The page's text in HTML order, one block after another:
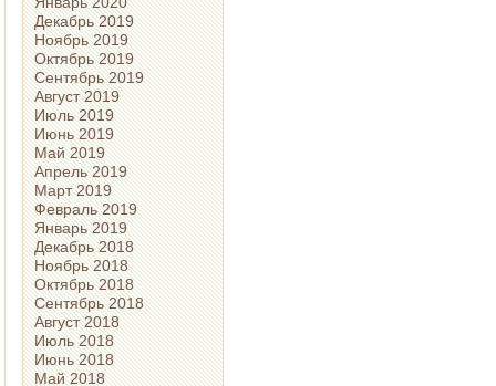
Декабрь 2019
Ноябрь 2019
Октябрь 2019
Сентябрь 2019
Август 2019
Июль 2019
Июнь 2019
Май 2019
Апрель 2019
Март 2019
Февраль 2019
Январь 2019
Декабрь 2018
Ноябрь 2018
Октябрь 2018
Сентябрь 2018
Август 2018
Июль 2018
Июнь 2018
Май 2018